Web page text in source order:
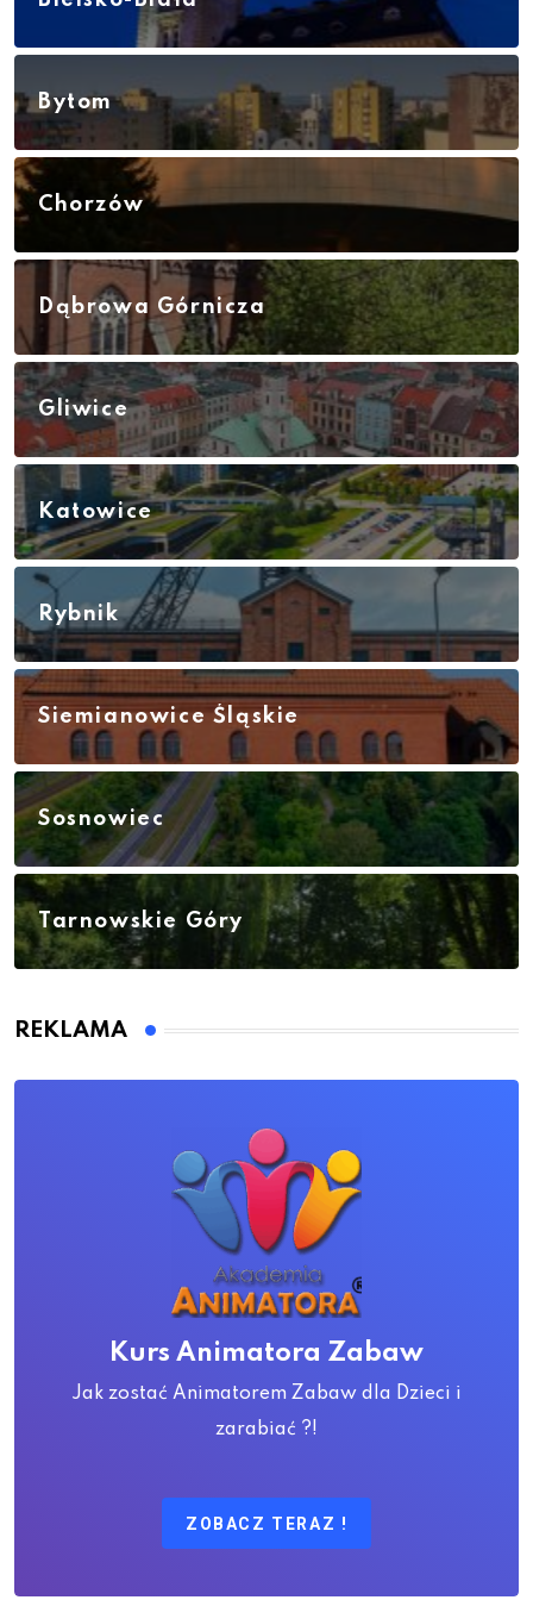
Bytom
Chorzów
Dąbrowa Górnicza
Gliwice
Katowice
Rybnik
Siemianowice Śląskie
Sosnowiec
Tarnowskie Góry
REKLAMA
Kurs Animatora Zabaw
Jak zostać Animatorem Zabaw dla Dzieci i
zarabiać ?!
ZOBACZ TERAZ !